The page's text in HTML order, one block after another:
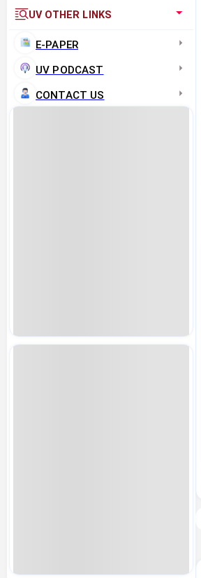
UV OTHER LINKS
E-PAPER
UV PODCAST
CONTACT US